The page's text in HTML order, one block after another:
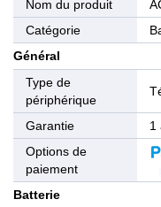
Nom du produit
Catégorie
Général
Type de
périphérique
Garantie
1
Options de
paiement
Batterie